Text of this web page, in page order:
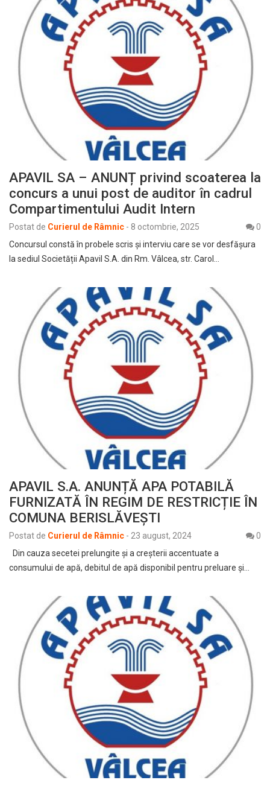
APAVIL SA – ANUNȚ privind scoaterea la
concurs a unui post de auditor în cadrul
Compartimentului Audit Intern
Postat de Curierul de Râmnic - 8 octombrie, 2025
0
Concursul constă în probele scris şi interviu care se vor desfășura
la sediul Societății Apavil S.A. din Rm. Vâlcea, str. Carol…
APAVIL S.A. ANUNȚĂ APA POTABILĂ
FURNIZATĂ ÎN REGIM DE RESTRICȚIE ÎN
COMUNA BERISLĂVEȘTI
Postat de Curierul de Râmnic - 23 august, 2024
0
Din cauza secetei prelungite și a creșterii accentuate a
consumului de apă, debitul de apă disponibil pentru preluare și…